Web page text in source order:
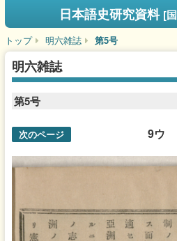
日本語史研究資料 [
トップ 明六雑誌 第5号
明六雑誌
第5号
9ウ
次のページ